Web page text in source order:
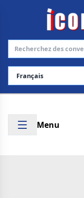
Choisir la langue
Menu